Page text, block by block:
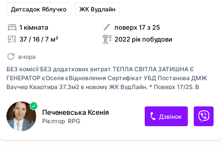
Дитсадок Яблучко ЖК Вудлайн
1 кімната
37 / 16 / 7 м²
поверх 17 з 25
2022 рік побудови
вчора
БЕЗ комісії БЕЗ додаткових витрат ТЕПЛА СВІТЛА ЗАТИШНА Є
ГЕНЕРАТОР єОселя єВідновлення Сертифікат УБД Постанова ДМЖ
Ваучер Квартира 37.3м2 в новому ЖК ВудЛайн. * Поверх 17/25. В
системи з енергозберігаючим склопакетом. * Висота стель 2, 6 м. *
Лоджія засклена та утеплена. * Протипожежні вхідні двері. *
Електрика розведена за основними точками. * Сталеві радіатори
опалення. * Лічильники води, тепла та електрики. * Інтернет -
оптоволокно. * Вид із вікон на Схід, у двір, на ліс та на Київ. !! Є
Печеневська Ксенія
Рієлтор RPG
Дзвінок